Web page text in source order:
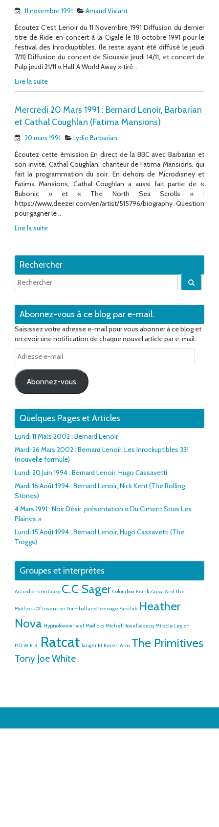
11 novembre 1991 Arnaud Viviant
Écoutez C’est Lenoir du 11 Novembre 1991 Diffusion du dernier
titre de Ride en concert à la Cigale le 18 octobre 1991 pour le
festival des Inrockuptibles. (le reste ayant été diffusé le jeudi
7/11) Diffusion du concert de Siouxsie jeudi 14/11, et concert de
Pulp jeudi 21/11 « Half A World Away » tiré ..
Lire la suite
Mercredi 20 Mars 1991 : Bernard Lenoir, Barbarian
et Cathal Coughlan (Fatima Mansions)
20 mars 1991 Lydie Barbarian
Écoutez cette émission En direct de la BBC avec Barbarian et
son invité, Cathal Coughlan, chanteur de Fatima Mansions, qui
fait la programmation du soir. En dehors de Microdisney et
Fatima Mansions, Cathal Coughlan a aussi fait partie de «
Bubonic » et « The North Sea Scrolls » :
https://www.deezer.com/en/artist/515796/biography Question
pour gagner le ..
Lire la suite
Rechercher
Abonnez-vous à ce blog par e-mail.
Saisissez votre adresse e-mail pour vous abonner à ce blog et
recevoir une notification de chaque nouvel article par e-mail.
Adresse
e-
mail
Abonnez-vous
Quelques Pages et Articles
Lundi 11 Mars 2002 : Bernard Lenoir
Mardi 26 Mars 2002 : Bernard Lenoir, Les Inrockuptibles 331
(nouvelle formule)
Lundi 20 Juin 1994 : Bernard Lenoir, Hugo Cassavetti
Mardi 16 Août 1994 : Bernard Lenoir, Nick Kent (The Rolling
Stones)
4 Mars 1991 : Noir Désir, présentation « Du Ciment Sous Les
Plaines »
Lundi 15 Août 1994 : Bernard Lenoir, Hugo Cassavetti (The
Troggs)
Groupes et interprètes
Accordions Go Crazy C.C Sager Colourbox Frank Zappa And The
Mothers Of Invention Gumball and Teenage Fanclub Heather
Nova Hypnolovewheel Madioko Michel Houellebecq Miracle Legion
P.O.W.E.R. Ratcat Tanger Et Keren Ann The Primitives
Tony Joe White